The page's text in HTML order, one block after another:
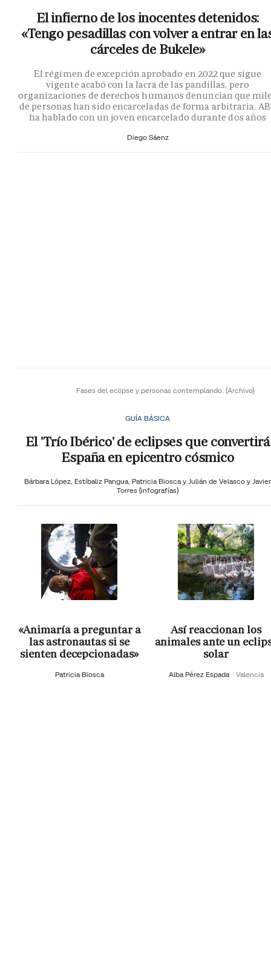
El infierno de los inocentes detenidos:
«Tengo pesadillas con volver a entrar en
cárceles de Bukele»
El régimen de excepción aprobado en 2022 que sigue
vigente acabó con la lacra de las pandillas, pero
organizaciones de derechos humanos denuncian que
de personas han sido encarceladas de forma arbitraria.
ha hablado con un joven encarcelado durante dos años
Diego Sáenz
Fases del eclipse y personas contemplando. (Archivo)
GUÍA BÁSICA
El 'Trío Ibérico' de eclipses que convertirá
España en epicentro cósmico
Bárbara López, Estíbaliz Pangua, Patricia Biosca y Julián de Velasco y Javier
Torres (infografías)
«Animaría a preguntar a
las astronautas si se
sienten decepcionadas»
Patricia Biosca
Así reaccionan los
animales ante un
solar
Alba Pérez Espada Valencia